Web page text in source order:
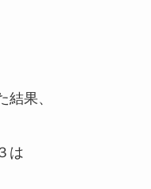
果、
は